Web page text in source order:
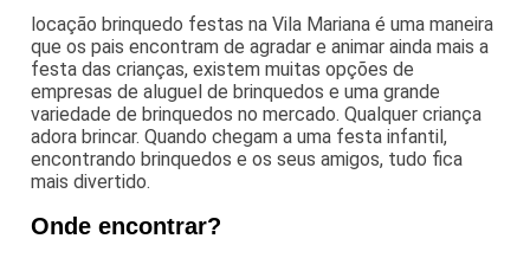
locação brinquedo festas na Vila Mariana é uma maneira
que os pais encontram de agradar e animar ainda mais a
festa das crianças, existem muitas opções de
empresas de aluguel de brinquedos e uma grande
variedade de brinquedos no mercado. Qualquer criança
adora brincar. Quando chegam a uma festa infantil,
encontrando brinquedos e os seus amigos, tudo fica
mais divertido.
Onde encontrar?